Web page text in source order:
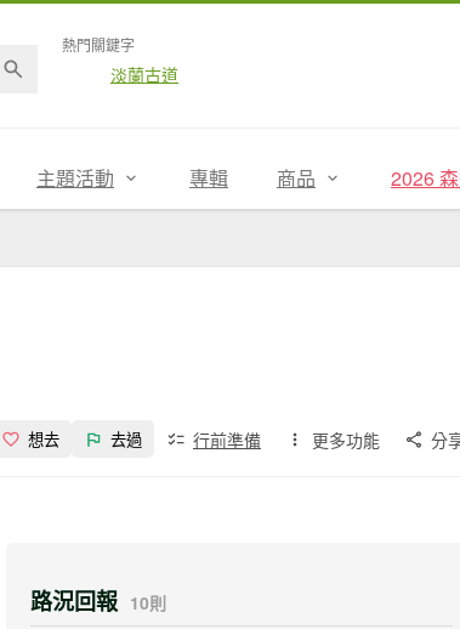
熱門關鍵字
淡蘭古道
主題活動 專輯 商品 2026
想去 去過 行前準備 更多功能 分
路況回報 10則